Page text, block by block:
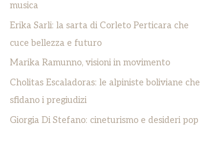
:musica
Erika Sarli: la sarta di Corleto Perticara che
cuce bellezza e futuro
Marika Ramunno, visioni in movimento
Cholitas Escaladoras: le alpiniste boliviane che
sfidano i pregiudizi
Giorgia Di Stefano: cineturismo e desideri pop